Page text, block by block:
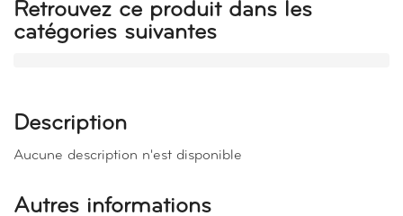
Retrouvez ce produit dans les
catégories suivantes
Description
Aucune description n'est disponible
Autres informations